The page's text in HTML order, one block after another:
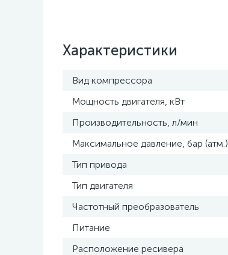
Характеристики
Вид компрессора
Мощность двигателя, кВт
Производительность, л/мин
Максимальное давление, бар (атм.)
Тип привода
Тип двигателя
Частотный преобразователь
Питание
Расположение ресивера